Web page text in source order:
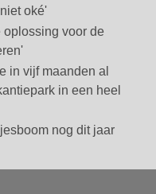
oké'
oplossing voor de
in vijf maanden al
in een heel
nog dit jaar